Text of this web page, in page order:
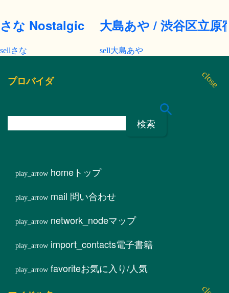
さな Nostalgic
さな
大島あや / 渋谷区立
大島あや
プロバイダ
home トップ
mail 問い合わせ
network_nodeマップ
import_contacts電子書籍
favoriteお気に入り/人気